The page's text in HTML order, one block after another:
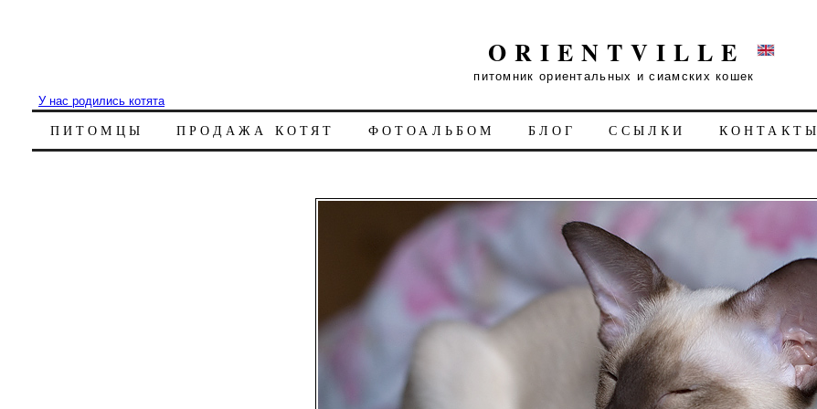
ORIENTVILLE
питомник ориентальных и сиамских кошек
У нас родились котята
ПИТОМЦЫ ПРОДАЖА КОТЯТ ФОТОАЛЬБОМ БЛОГ ССЫЛКИ КОНТАКТЫ